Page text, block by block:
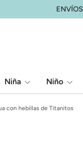
Niña Niño
con hebillas de Titanitos